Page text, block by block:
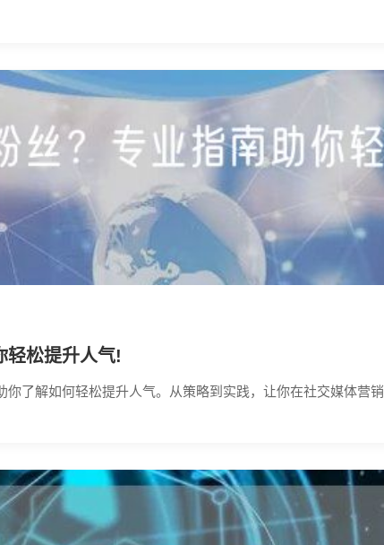
轻松提升人气!
了解如何轻松提升人气。从策略到实践，让你在社交媒体营销